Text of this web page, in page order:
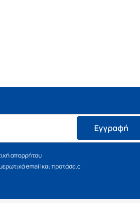
Εγγραφή
απορρήτου
email και προτάσεις